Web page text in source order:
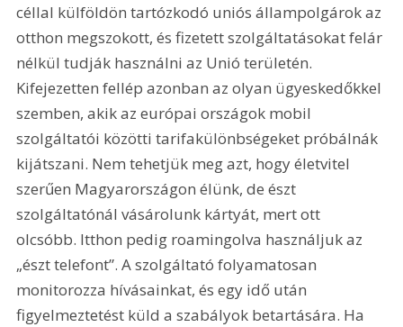
céllal külföldön tartózkodó uniós állampolgárok az
otthon megszokott, és fizetett szolgáltatásokat felár
nélkül tudják használni az Unió területén.
Kifejezetten fellép azonban az olyan ügyeskedőkkel
szemben, akik az európai országok mobil
szolgáltatói közötti tarifakülönbségeket próbálnák
kijátszani. Nem tehetjük meg azt, hogy életvitel
szerűen Magyarországon élünk, de észt
szolgáltatónál vásárolunk kártyát, mert ott
olcsóbb. Itthon pedig roamingolva használjuk az
„észt telefont”. A szolgáltató folyamatosan
monitorozza hívásainkat, és egy idő után
figyelmeztetést küld a szabályok betartására. Ha